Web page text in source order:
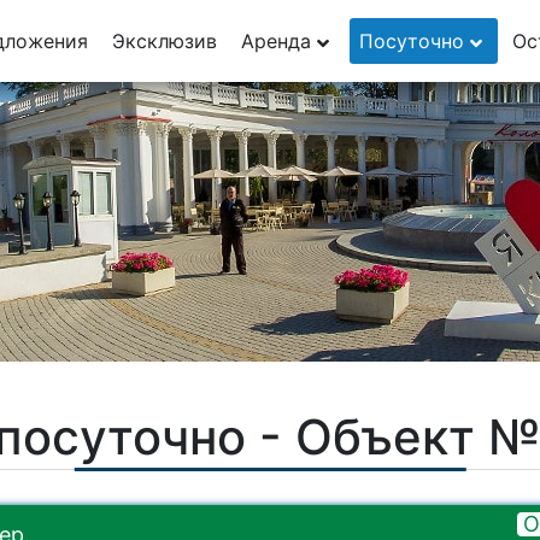
Эксклюзив Аренда Посуточно
- Объект